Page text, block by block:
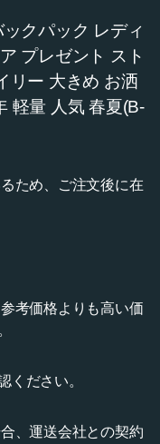
クパック レディ
プレゼント スト
リー 大きめ お洒
軽量 人気 春夏(B-
ため、ご注文後に在
考価格よりも高い価
ください。
、運送会社との契約